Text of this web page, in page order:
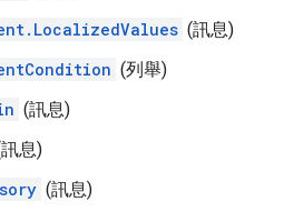
(訊息)
(列舉)
(訊息)
息)
(訊息)